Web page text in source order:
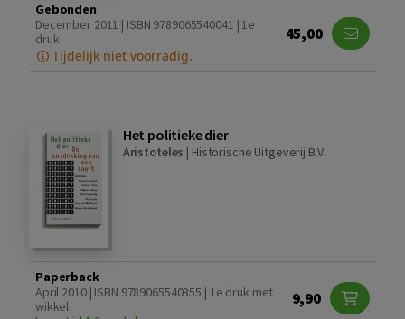
Gebonden
December 2011 | ISBN 9789065540041 | 1e
druk
Tijdelijk niet voorradig.
45,00
Het politieke dier
Aristoteles | Historische Uitgeverij B.V.
Paperback
April 2010 | ISBN 9789065540355 | 1e druk met
wikkel
9,90